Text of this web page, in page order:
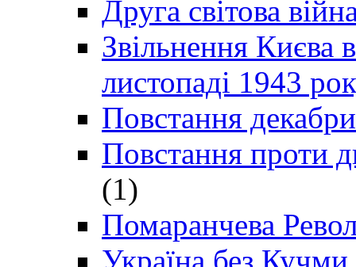
Друга світова
Звільнення Києва
листопаді 1943
Повстання
Повстання проти
(1)
Помаранчева
Україна без Кучми